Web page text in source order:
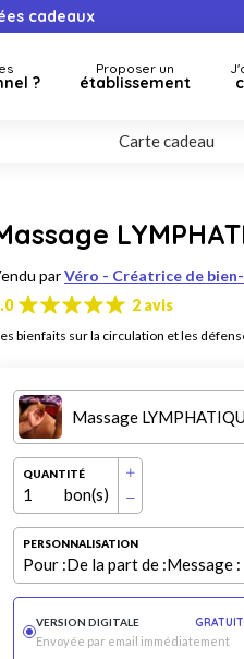
cadeaux
?
Proposer un
établissement
Carte cadeau
parVéro - Créatrice de
2 avis
bienfaits sur la circulation et les
Massage
QUANTITÉ
1 bon(s)
PERSONNALISATION
Pour :De la part de :Message :
VERSION DIGITALE
GRATUIT
Envoyée par email immédiatement